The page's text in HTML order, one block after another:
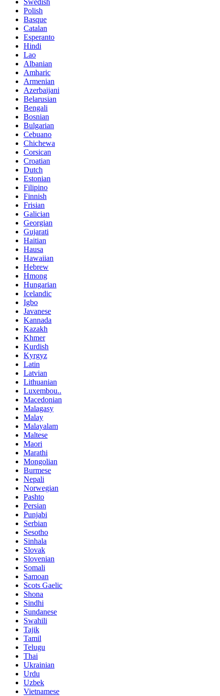
Polish
Basque
Catalan
Esperanto
Hindi
Lao
Albanian
Amharic
Armenian
Azerbaijani
Belarusian
Bengali
Bosnian
Bulgarian
Cebuano
Chichewa
Corsican
Croatian
Dutch
Estonian
Filipino
Finnish
Frisian
Galician
Georgian
Gujarati
Haitian
Hausa
Hawaiian
Hebrew
Hmong
Hungarian
Icelandic
Igbo
Javanese
Kannada
Kazakh
Khmer
Kurdish
Kyrgyz
Latin
Latvian
Lithuanian
Luxembou..
Macedonian
Malagasy
Malay
Malayalam
Maltese
Maori
Marathi
Mongolian
Burmese
Nepali
Norwegian
Pashto
Persian
Punjabi
Serbian
Sesotho
Sinhala
Slovak
Slovenian
Somali
Samoan
Scots Gaelic
Shona
Sindhi
Sundanese
Swahili
Tajik
Tamil
Telugu
Thai
Ukrainian
Urdu
Uzbek
Vietnamese